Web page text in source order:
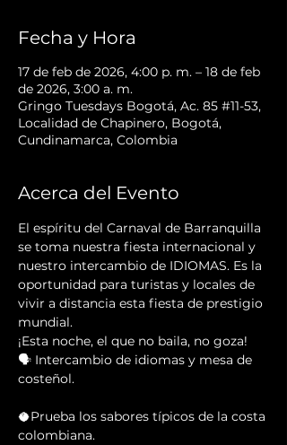
Fecha y Hora
17 de feb de 2026, 4:00 p. m. – 18 de feb
de 2026, 3:00 a. m.
Gringo Tuesdays Bogotá, Ac. 85 #11-53,
Localidad de Chapinero, Bogotá,
Cundinamarca, Colombia
Acerca del Evento
El espíritu del Carnaval de Barranquilla
se toma nuestra fiesta internacional y
nuestro intercambio de IDIOMAS. Es la
oportunidad para turistas y locales de
vivir a distancia esta fiesta de prestigio
mundial.
¡Esta noche, el que no baila, no goza!
🗣 Intercambio de idiomas y mesa de
costeñol.
🥥Prueba los sabores típicos de la costa
colombiana.